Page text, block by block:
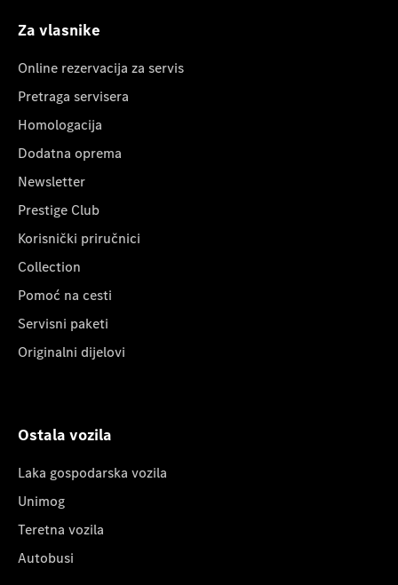
Za vlasnike
Online rezervacija za servis
Pretraga servisera
Homologacija
Dodatna oprema
Newsletter
Prestige Club
Korisnički priručnici
Collection
Pomoć na cesti
Servisni paketi
Originalni dijelovi
Ostala vozila
Laka gospodarska vozila
Unimog
Teretna vozila
Autobusi